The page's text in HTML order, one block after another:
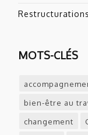
MOTS-CLÉS
bien-être au
changement